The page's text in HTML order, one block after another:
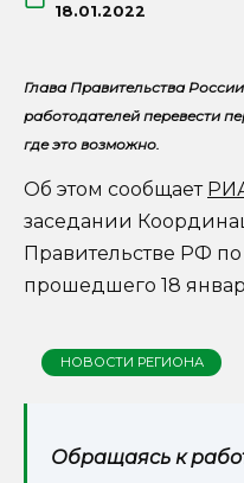
18.01.2022
Глава Правительства
работодателей перевести
где это возможно.
Об этом сообщает
заседании
Правительстве РФ
прошедшего 18
НОВОСТИ РЕГИОНА
Обращаясь к